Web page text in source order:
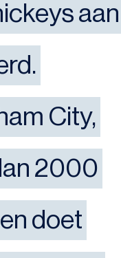
aan
City,
2000
doet